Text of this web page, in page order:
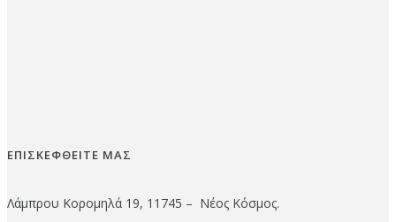
ΕΠΙΣΚΕΦΘΕΙΤΕ ΜΑΣ
Λάμπρου Κορομηλά 19, 11745 – Νέος Κόσμος.